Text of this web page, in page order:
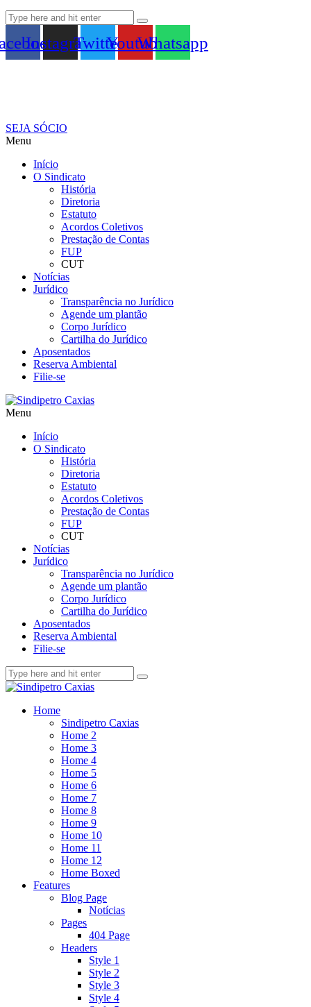
InstagramTwitterYoutubeWhatsapp
SEJA SÓCIO
Menu
Início
O Sindicato
História
Diretoria
Estatuto
Acordos Coletivos
Prestação de Contas
FUP
CUT
Notícias
Jurídico
Transparência no Jurídico
Agende um plantão
Corpo Jurídico
Cartilha do Jurídico
Aposentados
Reserva Ambiental
Filie-se
Menu
Início
O Sindicato
História
Diretoria
Estatuto
Acordos Coletivos
Prestação de Contas
FUP
CUT
Notícias
Jurídico
Transparência no Jurídico
Agende um plantão
Corpo Jurídico
Cartilha do Jurídico
Aposentados
Reserva Ambiental
Filie-se
Home
Sindipetro Caxias
Home 2
Home 3
Home 4
Home 5
Home 6
Home 7
Home 8
Home 9
Home 10
Home 11
Home 12
Home Boxed
Features
Blog Page
Notícias
Pages
404 Page
Headers
Style 1
Style 2
Style 3
Style 4